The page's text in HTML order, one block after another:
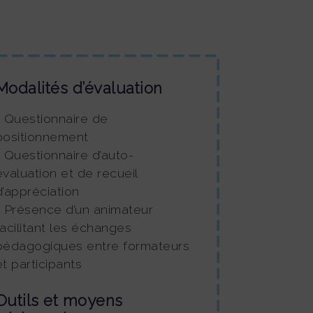
d’évaluation
Questionnaire de
Questionnaire d’auto-
et de recueil
Présence d’un animateur
les échanges
entre formateurs
participants
et moyens